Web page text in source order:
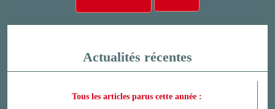
Actualités récentes
Tous les articles parus cette année :